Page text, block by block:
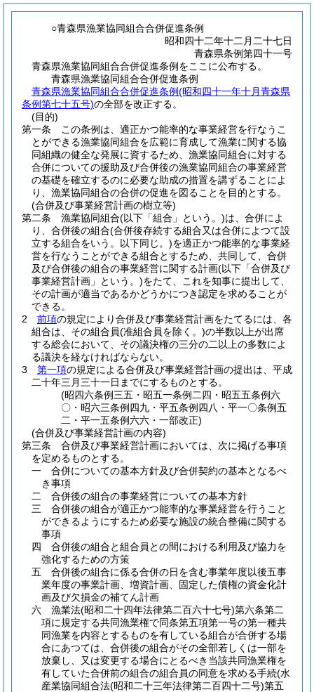
○青森県漁業協同組合合併促進条例
昭和四十二年十二月二十七日
青森県条例第四十一号
青森県漁業協同組合合併促進条例をここに公布する。
青森県漁業協同組合合併促進条例
青森県漁業協同組合合併促進条例(昭和四十一年十月青森県
条例第七十五号)の全部を改正する。
(目的)
第一条
この条例は、適正かつ能率的な事業経営を行なうこ
とができる漁業協同組合を広範に育成して漁業に関する協
同組織の健全な発展に資するため、漁業協同組合に対する
合併についての援助及び合併後の漁業協同組合の事業経営
の基礎を確立するのに必要な助成の措置を講ずることによ
り、漁業協同組合の合併の促進を図ることを目的とする。
(合併及び事業経営計画の樹立等)
第二条
漁業協同組合(以下「組合」という。)は、合併によ
り、合併後の組合(合併後存続する組合又は合併によつて設
立する組合をいう。以下同じ。)を適正かつ能率的な事業経
営を行なうことができる組合とするため、共同して、合併
及び合併後の組合の事業経営に関する計画(以下「合併及び
事業経営計画」という。)をたて、これを知事に提出して、
その計画が適当であるかどうかにつき認定を求めることが
できる。
2
前項の規定により合併及び事業経営計画をたてるには、各
組合は、その組合員(准組合員を除く。)の半数以上が出席
する総会において、その議決権の三分の二以上の多数によ
る議決を経なければならない。
3
第一項の規定による合併及び事業経営計画の提出は、平成
二十年三月三十一日までにするものとする。
(昭四六条例三五・昭五一条例二四・昭五五条例六
〇・昭六三条例四九・平五条例四八・平一〇条例五
二・平一五条例六六・一部改正)
(合併及び事業経営計画の内容)
第三条
合併及び事業経営計画においては、次に掲げる事項
を定めるものとする。
一
合併についての基本方針及び合併契約の基本となるべ
き事項
二
合併後の組合の事業経営についての基本方針
三
合併後の組合が適正かつ能率的な事業経営を行うこと
ができるようにするため必要な施設の統合整備に関する
事項
四
合併後の組合と組合員との間における利用及び協力を
強化するための方策
五
合併後の組合に係る合併の日を含む事業年度以後五事
業年度の事業計画、増資計画、固定した債権の資金化計
画及び欠損金の補てん計画
六
漁業法(昭和二十四年法律第二百六十七号)第六条第二
項に規定する共同漁業権で同条第五項第一号の第一種共
同漁業を内容とするものを有している組合が合併する場
合にあつては、合併後の組合がその全部若しくは一部を
放棄し、又は変更する場合にとるべき当該共同漁業権を
有していた合併前の組合の組合員の同意を求める手続(水
産業協同組合法(昭和二十三年法律第二百四十二号)第五